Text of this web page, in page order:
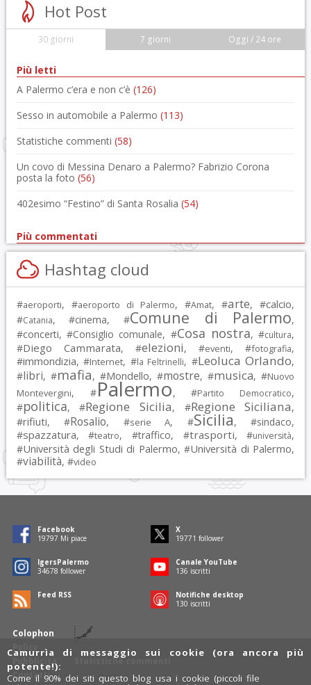
Hot Post
30 giorni 7 giorni Oggi / 24 ore
Più letti
A Palermo c’era e non c’è (126)
Sesso in automobile a Palermo (113)
Statistiche commenti (58)
Un covo di Messina Denaro a Palermo? Fabrizio Corona
posta la foto (56)
402esimo “Festino” di Santa Rosalia (54)
Più commentati
Hashtag cloud
#aeroporti, #aeroporto di Palermo, #Amat, #arte, #calcio,
#Catania, #cinema, #Comune di Palermo,
#concerti, #Consiglio comunale, #Cosa nostra, #cultura,
#Diego Cammarata, #elezioni, #eventi, #fotografia,
#immondizia, #Internet, #la Feltrinelli, #Leoluca Orlando,
#libri, #mafia, #Mondello, #mostre, #musica, #Nuovo
Montevergini, #Palermo, #Partito Democratico,
#politica, #Regione Sicilia, #Regione Siciliana,
#rifiuti, #Rosalio, #serie A, #Sicilia, #sindaco,
#spazzatura, #teatro, #traffico, #trasporti, #università,
#Università degli Studi di Palermo, #Università di Palermo,
#viabilità, #video
Colophon
Policy
Pubblicità
Contatti
Statistiche commenti
Facebook
19797 Mi piace
X
19771 follower
IgersPalermo
34678 follower
Canale YouTube
136 iscritti
Feed RSS
Notifiche desktop
130 iscritti
Camurrìa di messaggio sui cookie (ora ancora più
potente!):
Come il 90% dei siti questo blog usa i cookie (piccoli file